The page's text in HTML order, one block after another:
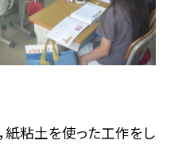
紙粘土を使った工作をし